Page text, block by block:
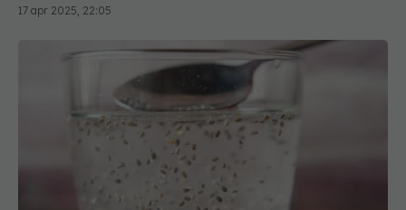
17 apr 2025, 22:05